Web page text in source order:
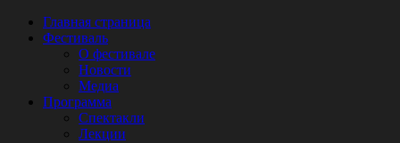
Главная страница
Фестиваль
О фестивале
Новости
Медиа
Программа
Спектакли
Лекции